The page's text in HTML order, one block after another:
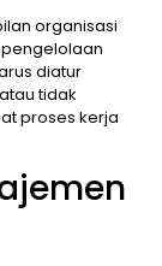
organisasi
diatur
tidak
proses kerja